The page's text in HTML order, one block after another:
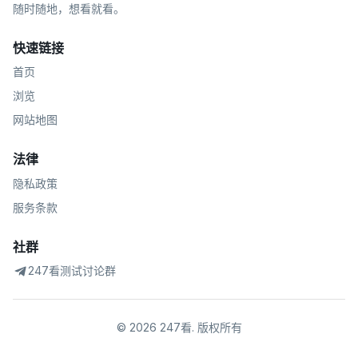
随时随地，想看就看。
快速链接
首页
浏览
网站地图
法律
隐私政策
服务条款
社群
247看测试讨论群
© 2026 247看. 版权所有